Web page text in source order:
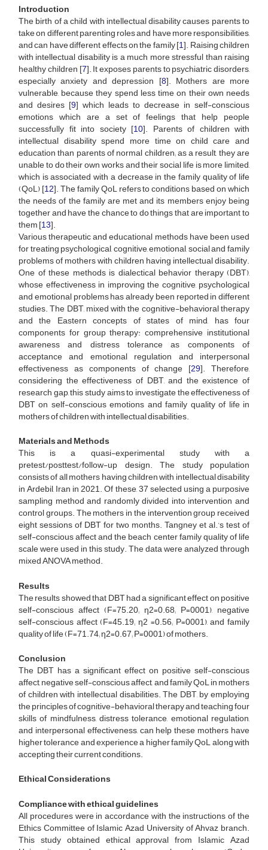
Introduction
The birth of a child with intellectual disability causes parents to
take on different parenting roles and have more responsibilities,
and can have different effects on the family [1]. Raising children
with intellectual disability is a much more stressful than raising
healthy children [7]. It exposes parents to psychiatric disorders,
especially anxiety and depression [8]. Mothers are more
vulnerable, because they spend less time on their own needs
and desires [9] which leads to decrease in self-conscious
emotions which are a set of feelings that help people
successfully fit into society [10]. Parents of children with
intellectual disability spend more time on child care and
education than parents of normal children; as a result, they are
unable to do their own works and their social life is more limited,
which is associated with a decrease in the family quality of life
(QoL) [12]. The family QoL refers to conditions based on which
the needs of the family are met and its members enjoy being
together and have the chance to do things that are important to
them [13].
Various therapeutic and educational methods have been used
for treating psychological, cognitive, emotional, social and family
problems of mothers with children having intellectual disability.
One of these methods is dialectical behavior therapy (DBT),
whose effectiveness in improving the cognitive, psychological
and emotional problems has already been reported in different
studies. The DBT, mixed with the cognitive-behavioral therapy
and the Eastern concepts of states of mind, has four
components for group therapy: comprehensive institutional
awareness and distress tolerance as components of
acceptance and emotional regulation and interpersonal
effectiveness as components of change [29]. Therefore,
considering the effectiveness of DBT, and the existence of
research gap, this study aims to investigate the effectiveness of
DBT on self-conscious emotions and family quality of life in
mothers of children with intellectual disabilities.
Materials and Methods
This is a quasi-experimental study with a
pretest/posttest/follow-up design. The study population
consists of all mothers having children with intellectual disability
in Ardebil, Iran in 2021. Of these, 37 selected using a purposive
sampling method and randomly divided into intervention and
control groups. The mothers in the intervention group received
eight sessions of DBT for two months. Tangney et al.’s test of
self-conscious affect and the beach center family quality of life
scale were used in this study. The data were analyzed through
mixed ANOVA method.
Results
The results showed that DBT had a significant effect on positive
self-conscious affect (F=75.20; η2=0.68; P=0001), negative
self-conscious affect (F=45.19; η2 =0.56; P=0001), and family
quality of life (F=71.74; η2=0.67; P=0001) of mothers.
Conclusion
The DBT has a significant effect on positive self-conscious
affect, negative self-conscious affect, and family QoL in mothers
of children with intellectual disabilities. The DBT, by employing
the principles of cognitive-behavioral therapy and teaching four
skills of mindfulness, distress tolerance, emotional regulation,
and interpersonal effectiveness, can help these mothers have
higher tolerance and experience a higher family QoL along with
accepting their current conditions.
Ethical Considerations
Compliance with ethical guidelines
All procedures were in accordance with the instructions of the
Ethics Committee of Islamic Azad University of Ahvaz branch.
This study obtained ethical approval from Islamic Azad